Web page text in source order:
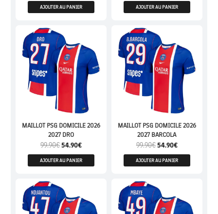
AJOUTER AU PANIER AJOUTER AU PANIER
MAILLOT PSG DOMICILE 2026
2027 DRO
99.90€54.90€
AJOUTER AU PANIER
MAILLOT PSG DOMICILE 2026
2027 BARCOLA
99.90€54.90€
AJOUTER AU PANIER